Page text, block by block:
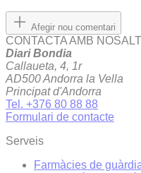
Afegir nou comentari
CONTACTA AMB
Diari Bondia
Callaueta, 4, 1r
AD500 Andorra la Vella
Principat d'Andorra
Tel. +376 80 88 88
Formulari de contacte
Serveis
Farmàcies de